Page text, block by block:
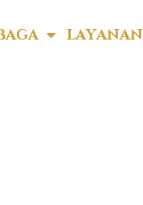
LAYANAN